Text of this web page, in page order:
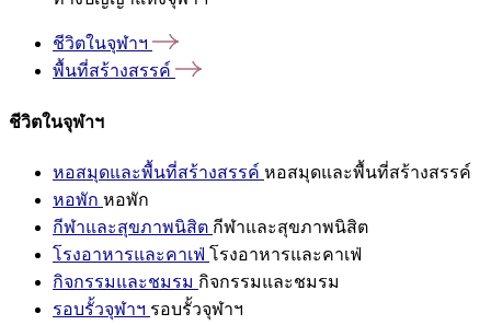
ชีวิตในจุฬาฯ
พื้นที่สร้างสรรค์
ชีวิตในจุฬาฯ
หอสมุดและพื้นที่สร้างสรรค์ หอสมุดและพื้นที่สร้างสรรค์
หอพัก หอพัก
กีฬาและสุขภาพนิสิต กีฬาและสุขภาพนิสิต
โรงอาหารและคาเฟ่ โรงอาหารและคาเฟ่
กิจกรรมและชมรม กิจกรรมและชมรม
รอบรั้วจุฬาฯ รอบรั้วจุฬาฯ